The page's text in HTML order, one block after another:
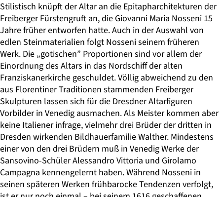
Stilistisch knüpft der Altar an die Epitapharchitekturen der
Freiberger Fürstengruft an, die Giovanni Maria Nosseni 15
Jahre früher entworfen hatte. Auch in der Auswahl von
edlen Steinmaterialien folgt Nosseni seinem früheren
Werk. Die „gotischen” Proportionen sind vor allem der
Einordnung des Altars in das Nordschiff der alten
Franziskanerkirche geschuldet. Völlig abweichend zu den
aus Florentiner Traditionen stammenden Freiberger
Skulpturen lassen sich für die Dresdner Altarfiguren
Vorbilder in Venedig ausmachen. Als Meister kommen aber
keine Italiener infrage, vielmehr drei Brüder der dritten in
Dresden wirkenden Bildhauerfamilie Walther. Mindestens
einer von den drei Brüdern muß in Venedig Werke der
Sansovino-Schüler Alessandro Vittoria und Girolamo
Campagna kennengelernt haben. Während Nosseni in
seinen späteren Werken frühbarocke Tendenzen verfolgt,